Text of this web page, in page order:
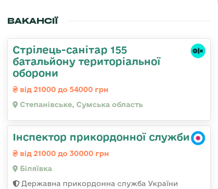
ВАКАНСІЇ
Стрілець-санітар 155
батальйону територіальної
оборони
від 21000 до 54000 грн
Степанівське, Сумська область
Інспектор прикордонної служби
від 21000 до 30000 грн
Біляївка
Державна прикордонна служба України